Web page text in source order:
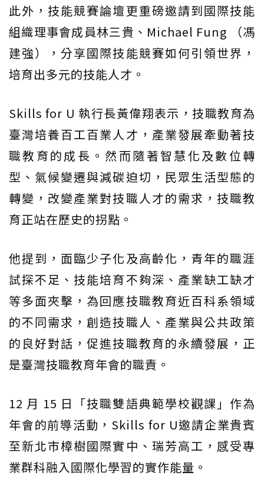
此外，技能競賽論壇更重磅邀請到國際技能
組織理事會成員林三貴、Michael Fung （馮
建強），分享國際技能競賽如何引領世界，
培育出多元的技能人才。
Skills for U 執行長黃偉翔表示，技職教育為
臺灣培養百工百業人才，產業發展牽動著技
職教育的成長。然而隨著智慧化及數位轉
型、氣候變遷與減碳迫切，民眾生活型態的
轉變，改變產業對技職人才的需求，技職教
育正站在歷史的拐點。
他提到，面臨少子化及高齡化，青年的職涯
試探不足、技能培育不夠深、產業缺工缺才
等多面夾擊，為回應技職教育近百科系領域
的不同需求，創造技職人、產業與公共政策
的良好對話，促進技職教育的永續發展，正
是臺灣技職教育年會的職責。
12 月 15 日「技職雙語典範學校觀課」作為
年會的前導活動，Skills for U邀請企業貴賓
至新北市樟樹國際實中、瑞芳高工，感受專
業群科融入國際化學習的實作能量。